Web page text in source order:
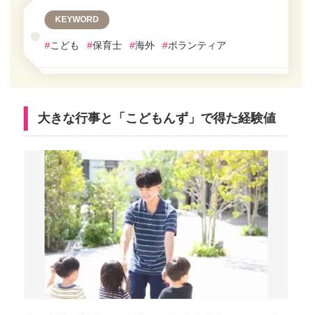
KEYWORD
#こども #保育士 #海外 #ボランティア
大きな行事と「こどもんず」で得た経験値